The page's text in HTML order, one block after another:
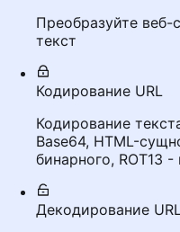
Преобразуйте
текст
Кодирование URL
Кодирование
Base64, HTML-
бинарного, ROT13
Декодирование